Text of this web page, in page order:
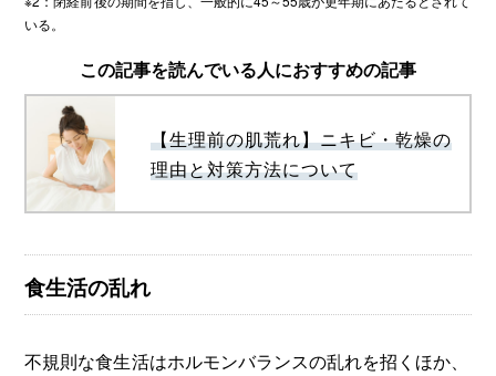
いる。
この記事を読んでいる人におすすめの記事
【生理前の肌荒れ】ニキビ・乾燥の
理由と対策方法について
食生活の乱れ
不規則な食生活はホルモンバランスの乱れを招くほか、